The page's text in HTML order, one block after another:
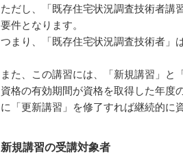
ただし、「既存住宅状況調査技術者講
要件となります。
つまり、「既存住宅状況調査技術者」
また、この講習には、「新規講習」と
資格の有効期間が資格を取得した年度
に「更新講習」を修了すれば継続的に
新規講習の受講対象者